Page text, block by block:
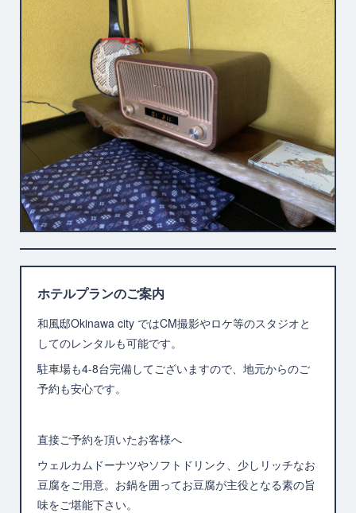
ホテルプランのご案内
和風邸Okinawa city ではCM撮影やロケ等のスタジオと
してのレンタルも可能です。
駐車場も4-8台完備してございますので、地元からのご
予約も安心です。
直接ご予約を頂いたお客様へ
ウェルカムドーナツやソフトドリンク、少しリッチなお
豆腐をご用意。お鍋を囲ってお豆腐が主役となる素の旨
味をご堪能下さい。